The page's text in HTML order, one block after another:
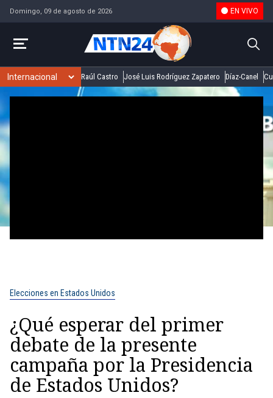
Domingo, 09 de agosto de 2026 EN VIVO
Raúl Castro José Luis Rodríguez Zapatero Díaz-Canel
Elecciones en Estados Unidos
¿Qué esperar del primer
debate de la presente
campaña por la Presidencia
de Estados Unidos?